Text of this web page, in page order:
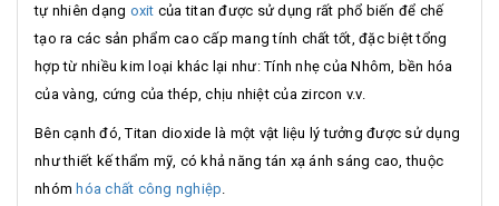
tự nhiên dạng oxit của titan được sử dụng rất phổ biến để chế
tạo ra các sản phẩm cao cấp mang tính chất tốt, đặc biệt tổng
hợp từ nhiều kim loại khác lại như: Tính nhẹ của Nhôm, bền hóa
của vàng, cứng của thép, chịu nhiệt của zircon v.v.
Bên cạnh đó, Titan dioxide là một vật liệu lý tưởng được sử dụng
như thiết kế thẩm mỹ, có khả năng tán xạ ánh sáng cao, thuộc
nhómhóa chất công nghiệp